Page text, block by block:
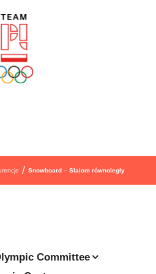
/ Snowboard – Slalom równoległy
Committee